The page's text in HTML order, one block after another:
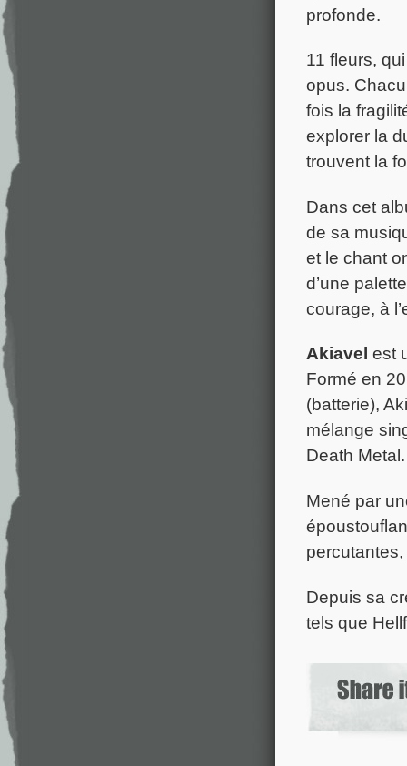
profonde.
11 fleurs,
opus.
fois la
explorer la
trouvent la
Dans cet
de sa
et le chant
d’une
courage, à
Akiavel est
Formé en
(batterie),
mélange
Death Metal.
Mené par
Depuis sa
tels que